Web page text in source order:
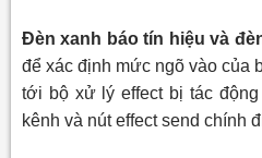
Đèn xanh báo tín hiệu và
để xác định mức ngõ vào của
tới bộ xử lý effect bị tác
kênh và nút effect send chính